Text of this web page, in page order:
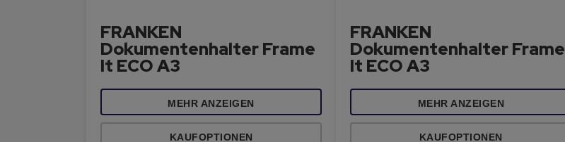
FRANKEN
Dokumentenhalter Frame
It ECO A3
MEHR ANZEIGEN
KAUFOPTIONEN
FRANKEN
Dokumentenhalter Frame
It ECO A3
MEHR ANZEIGEN
KAUFOPTIONEN